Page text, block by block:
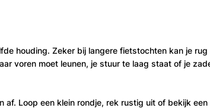
houding. Zeker bij langere fietstochten kan je rug
voren moet leunen, je stuur te laag staat of je
af. Loop een klein rondje, rek rustig uit of bekijk een